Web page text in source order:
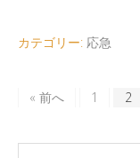
カテゴリー: 応急
« 前へ 1 2